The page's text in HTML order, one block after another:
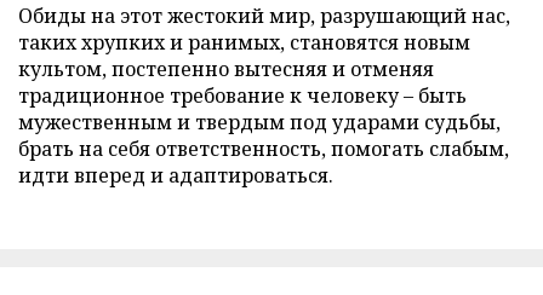
Обиды на этот жестокий мир, разрушающий нас,
таких хрупких и ранимых, становятся новым
культом, постепенно вытесняя и отменяя
традиционное требование к человеку – быть
мужественным и твердым под ударами судьбы,
брать на себя ответственность, помогать слабым,
идти вперед и адаптироваться.